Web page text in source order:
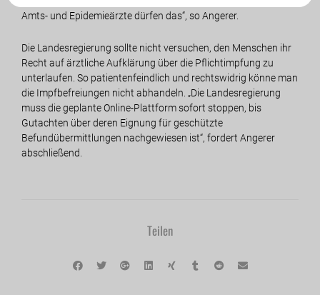
Amts- und Epidemieärzte dürfen das“, so Angerer.
Die Landesregierung sollte nicht versuchen, den Menschen ihr
Recht auf ärztliche Aufklärung über die Pflichtimpfung zu
unterlaufen. So patientenfeindlich und rechtswidrig könne man
die Impfbefreiungen nicht abhandeln. „Die Landesregierung
muss die geplante Online-Plattform sofort stoppen, bis
Gutachten über deren Eignung für geschützte
Befundübermittlungen nachgewiesen ist“, fordert Angerer
abschließend.
Teilen